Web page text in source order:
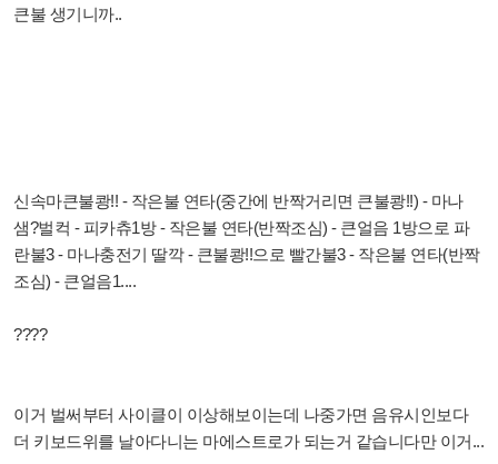
큰불 생기니까..
신속마큰불쾅!! - 작은불 연타(중간에 반짝거리면 큰불쾅!!) - 마나
샘?벌컥 - 피카츄1방 - 작은불 연타(반짝조심) - 큰얼음 1방으로 파
란불3 - 마나충전기 딸깍 - 큰불쾅!!으로 빨간불3 - 작은불 연타(반짝
조심) - 큰얼음1....
????
이거 벌써부터 사이클이 이상해보이는데 나중가면 음유시인보다
더 키보드위를 날아다니는 마에스트로가 되는거 같습니다만 이거...